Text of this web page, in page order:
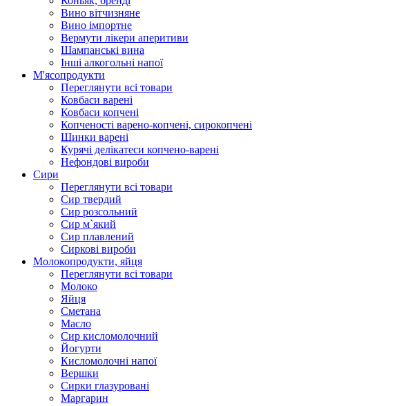
Вино вітчизняне
Вино імпортне
Вермути лікери аперитиви
Шампанські вина
Інші алкогольні напої
М'ясопродукти
Переглянути всі товари
Ковбаси варені
Ковбаси копчені
Копченості варено-копчені, сирокопчені
Шинки варені
Курячі делікатеси копчено-варені
Нефондові вироби
Сири
Переглянути всі товари
Сир твердий
Сир розсольний
Сир м`який
Сир плавлений
Сиркові вироби
Молокопродукти, яйця
Переглянути всі товари
Молоко
Яйця
Сметана
Масло
Сир кисломолочний
Йогурти
Кисломолочні напої
Вершки
Сирки глазуровані
Маргарин